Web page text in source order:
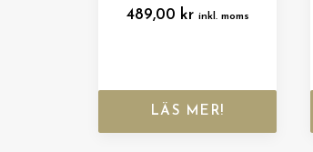
489,00 kr inkl. moms
LÄS MER!